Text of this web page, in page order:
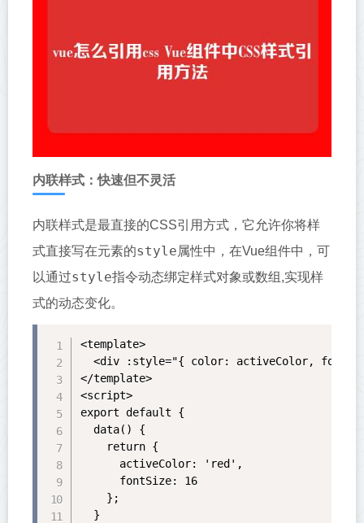
内联样式：快速但不灵活
内联样式是最直接的CSS引用方式，它允许你将样
式直接写在元素的style属性中，在Vue组件中，可
以通过style指令动态绑定样式对象或数组,实现样
式的动态变化。
<template>
<div :style="{ color: activeColor,
</template>
<script>
export default {
  data() {
    return {
      activeColor: 'red',
      fontSize: 16
    };
  }